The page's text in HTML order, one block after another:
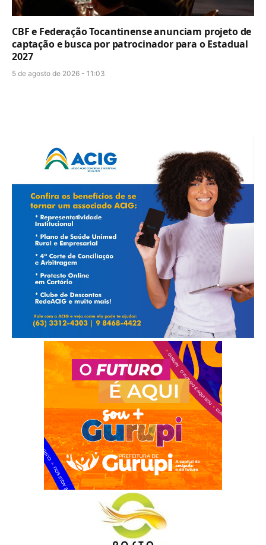
CBF e Federação Tocantinense anunciam projeto de
captação e busca por patrocinador para o Estadual
2027
5 de agosto de 2026 - 11:03